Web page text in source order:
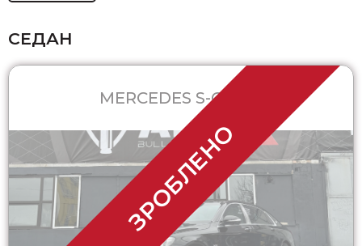
СЕДАН
ЗРОБЛЕНО
MERCEDES S-CLASS